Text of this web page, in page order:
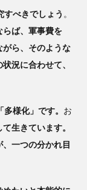
すべきでしょう 。
らば、軍事費を
ら、そのような
況に合わせて、
様化」です。 お
生きています。
一つの分かれ目